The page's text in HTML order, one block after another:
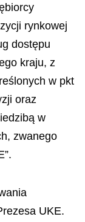
rynkowej
dostępu
kraju, z
w pkt
oraz
w
zwanego
UKE.